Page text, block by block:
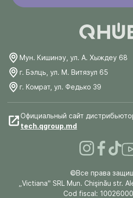
Мун. Кишинэу, ул. А. Хыждеу 68
г. Бэлць, ул. М. Витязул 65
г. Комрат, ул. Федько 39
Официальный сайт
tech.qgroup.md
©Все права
„Victiana" SRL Mun. Chişinău str.
Cod fiscal: